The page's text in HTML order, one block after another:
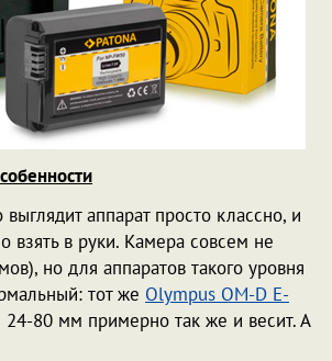
выглядит аппарат просто классно, и
взять в руки. Камера совсем не
но для аппаратов такого уровня
тот же Olympus OM-D E-
24-80 мм примерно так же и весит. А